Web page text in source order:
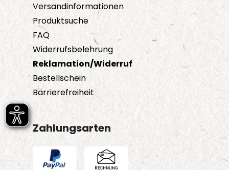
Versandinformationen
Produktsuche
FAQ
Widerrufsbelehrung
Reklamation/Widerruf
Bestellschein
Barrierefreiheit
Zahlungsarten